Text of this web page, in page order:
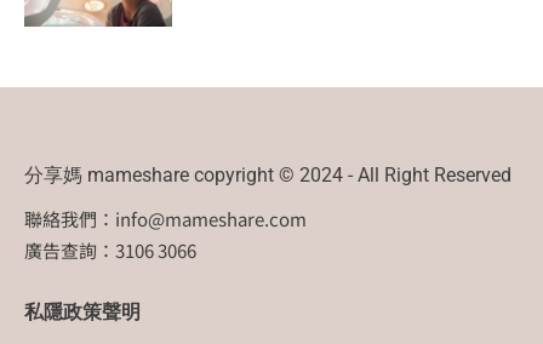
分享媽 mameshare copyright © 2024 - All Right Reserved
聯絡我們： info@mameshare.com
廣告查詢：3106 3066
私隱政策聲明